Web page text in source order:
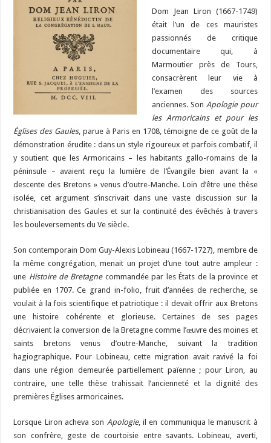
Dom Jean Liron (1667-1749)
était l’un de ces mauristes
passionnés de critique
documentaire qui, à
Marmoutier près de Tours,
consacrèrent leur vie à
l’examen des sources
anciennes. Son Apologie pour
les Armoricains et pour les
Églises des Gaules, parue à Paris en 1708, témoigne de ce goût de la
démonstration érudite : dans un style rigoureux et parfois combatif, il
y soutient que les Armoricains – les habitants gallo-romains de la
péninsule – avaient reçu la lumière de l’Évangile bien avant la «
descente des Bretons » venus d’outre-Manche. Loin d’être une thèse
isolée, cet argument s’inscrivait dans une vaste discussion sur la
christianisation des Gaules et sur la continuité des évêchés à travers
les bouleversements du Ve siècle.
Son contemporain Dom Guy-Alexis Lobineau (1667-1727), membre de
la même congrégation, menait un projet d’une tout autre ampleur :
une Histoire de Bretagnecommandée par les États de la province et
publiée en 1707. Ce grand in-folio, fruit d’années de recherche, se
voulait à la fois scientifique et patriotique : il devait offrir aux Bretons
une histoire cohérente et glorieuse. Certaines de ses pages
décrivaient la conversion de la Bretagne comme l’œuvre des moines et
saints bretons venus d’outre-Manche, suivant la tradition
hagiographique. Pour Lobineau, cette migration avait ravivé la foi
dans une région demeurée partiellement païenne ; pour Liron, au
contraire, une telle thèse trahissait l’ancienneté et la dignité des
premières Églises armoricaines.
Lorsque Liron acheva son Apologie, il en communiqua le manuscrit à
son confrère, geste de courtoisie entre savants. Lobineau, averti,